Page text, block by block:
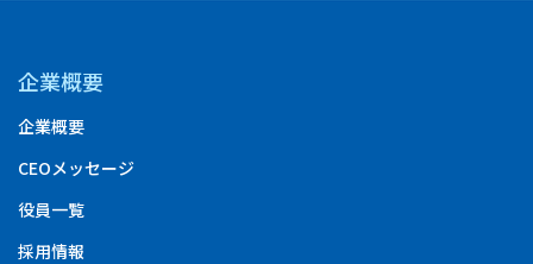
企業概要
企業概要
CEOメッセージ
役員一覧
採用情報